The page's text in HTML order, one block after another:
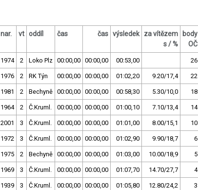
nar. vt oddíl čas čas výsledek
za vítězem
s / %
body
OČ
1974 2 Loko Plz 00:00,00 00:00,00 00:53,00 26
1976 2 RK Týn 00:00,00 00:00,00 01:02,20 9.20/17,4 22
1981 2 Bechyně 00:00,00 00:00,00 00:58,30 5.30/10,0 18
1964 2 Č.Kruml. 00:00,00 00:00,00 01:00,10 7.10/13,4 14
2001 3 Č.Kruml. 00:00,00 00:00,00 01:01,00 8.00/15,1 10
1972 3 Č.Kruml. 00:00,00 00:00,00 01:02,90 9.90/18,7 6
1975 2 Bechyně 00:00,00 00:00,00 01:03,00 10.00/18,9 5
1969 3 Č.Kruml. 00:00,00 00:00,00 01:07,70 14.70/27,7 4
1939 3 Č.Kruml. 00:00,00 00:00,00 01:05,80 12.80/24,2 3